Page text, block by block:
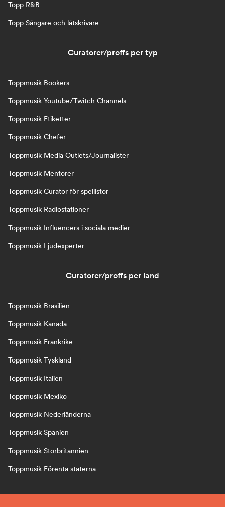
Topp R&B
Topp Sångare och låtskrivare
Curatorer/proffs per typ
Toppmusik Bookers
Toppmusik Youtube/Twitch Channels
Toppmusik Etiketter
Toppmusik Chefer
Toppmusik Media Outlets/Journalister
Toppmusik Mentorer
Toppmusik Curator för spellistor
Toppmusik Radiostationer
Toppmusik Influencers i sociala medier
Toppmusik Ljudexperter
Curatorer/proffs per land
Toppmusik Brasilien
Toppmusik Kanada
Toppmusik Frankrike
Toppmusik Tyskland
Toppmusik Italien
Toppmusik Mexiko
Toppmusik Nederländerna
Toppmusik Spanien
Toppmusik Storbritannien
Toppmusik Förenta staterna